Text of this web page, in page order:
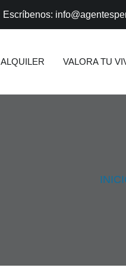
Escríbenos:
ALQUILER VALORA TU